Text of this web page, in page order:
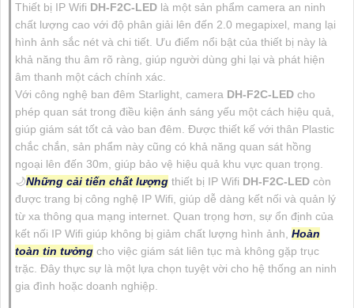
Thiết bị IP Wifi DH-F2C-LED là một sản phẩm camera an ninh
chất lượng cao với độ phân giải lên đến 2.0 megapixel, mang lại
hình ảnh sắc nét và chi tiết. Ưu điểm nổi bật của thiết bị này là
khả năng thu âm rõ ràng, giúp người dùng ghi lại và phát hiện
âm thanh một cách chính xác.
Với công nghệ ban đêm Starlight, camera DH-F2C-LED cho
phép quan sát trong điều kiện ánh sáng yếu một cách hiệu quả,
giúp giám sát tốt cả vào ban đêm. Được thiết kế với thân Plastic
chắc chắn, sản phẩm này cũng có khả năng quan sát hồng
ngoại lên đến 30m, giúp bảo vệ hiệu quả khu vực quan trọng.
🌙Những cải tiến chất lượng thiết bị IP Wifi DH-F2C-LED còn
được trang bị công nghệ IP Wifi, giúp dễ dàng kết nối và quản lý
từ xa thông qua mạng internet. Quan trọng hơn, sự ổn định của
kết nối IP Wifi giúp không bị giảm chất lượng hình ảnh, Hoàn
toàn tin tưởng cho việc giám sát liên tục mà không gặp trục
trặc. Đây thực sự là một lựa chọn tuyệt vời cho hệ thống an ninh
gia đình hoặc doanh nghiệp.